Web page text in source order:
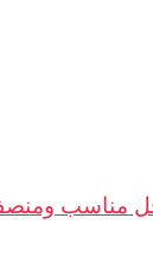
مارس حل مناسب